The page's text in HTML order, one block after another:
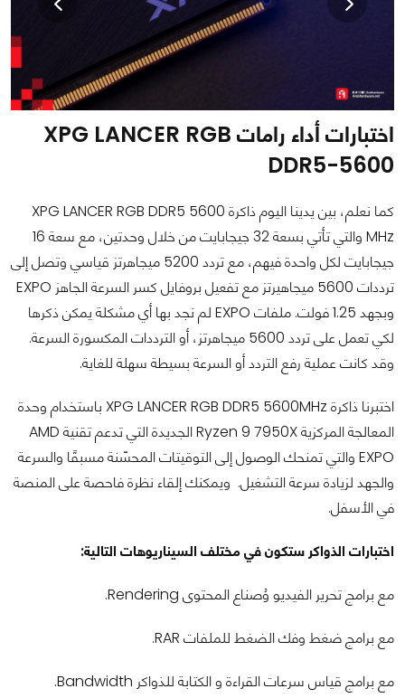
اختبارات أداء رامات XPG LANCER RGB
DDR5-5600
كما نعلم، بين يدينا اليوم ذاكرة XPG LANCER RGB DDR5 5600
MHz والتي تأتي بسعة 32 جيجابايت من خلال وحدتين، مع سعة 16
جيجابايت لكل واحدة فيهم، مع تردد 5200 ميجاهرتز قياسي وتصل إلى
ترددات 5600 ميجاهيرتز مع تفعيل بروفايل كسر السرعة الجاهز EXPO
وبجهد 1.25 فولت. ملفات EXPO لم نجد بها أي مشكلة يمكن ذكرها
لكي تعمل على تردد 5600 ميجاهرتز، أو الترددات المكسورة السرعة.
وقد كانت عملية رفع التردد أو السرعة بسيطة سهلة للغاية.
اختبرنا ذاكرة XPG LANCER RGB DDR5 5600MHz باستخدام وحدة
المعالجة المركزية Ryzen 9 7950X الجديدة التي تدعم تقنية AMD
EXPO والتي تمنحك الوصول إلى التوقيتات المحسّنة مسبقًا والسرعة
والجهد لزيادة سرعة التشغيل. ويمكنك إلقاء نظرة فاحصة على المنصة
في الأسفل.
اختبارات الذواكر ستكون في مختلف السيناريوهات التالية:
مع برامج تحرير الفيديو وُصناع المحتوى Rendering.
مع برامج ضغط وفك الضغط للملفات RAR.
مع برامج قياس سرعات القراءة و الكتابة للذواكر Bandwidth.